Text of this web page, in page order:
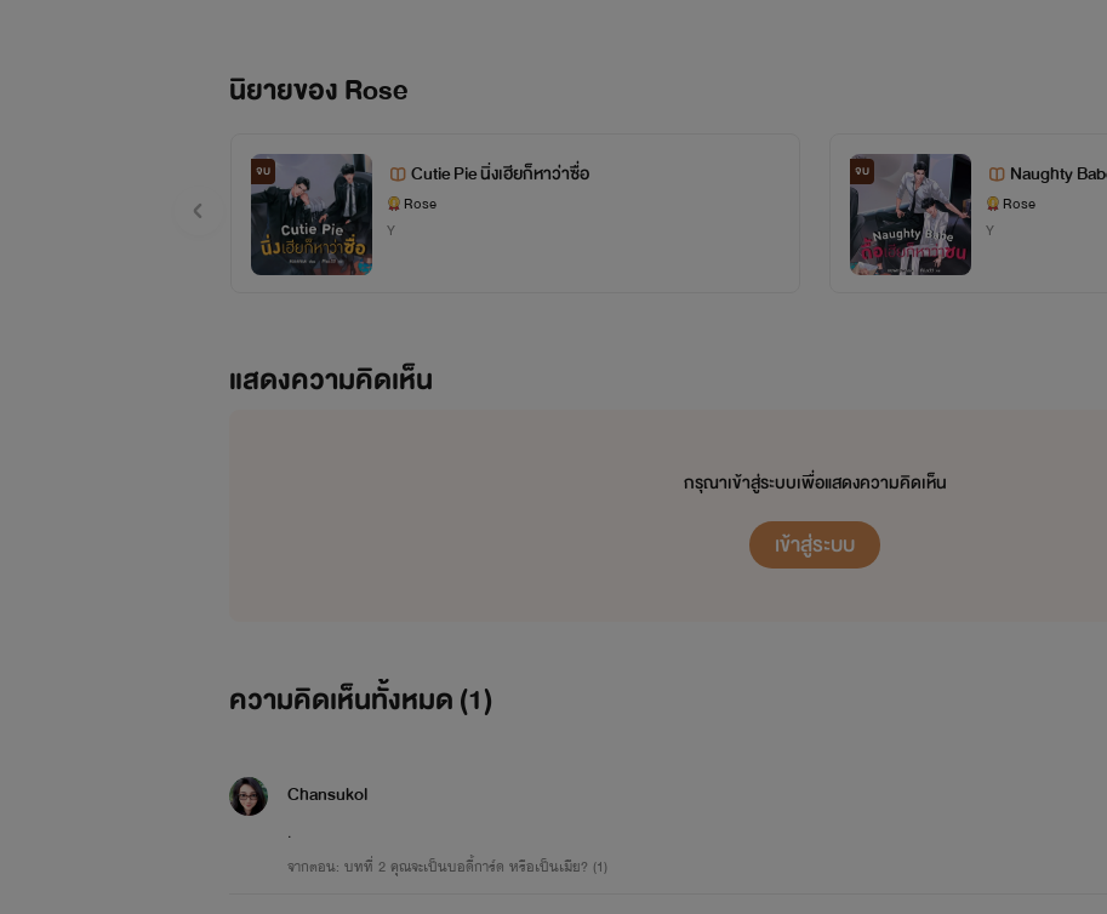
นิยายของ Rose
จบ Cutie Pie นิ่งเฮียก็หาว่าซื่อ
Rose
Y
จบ Naughty
Rose
Y
แสดงความคิดเห็น
กรุณาเข้าสู่ระบบเพื่อแสดงความคิดเห็น
เข้าสู่ระบบ
ความคิดเห็นทั้งหมด (1)
Chansukol
.
จากตอน: บทที่ 2 คุณจะเป็นบอดี้การ์ด หรือเป็นเมีย? (1)